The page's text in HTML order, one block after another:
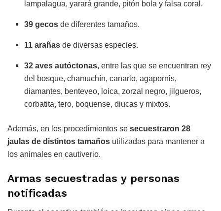
lampalagua, yarará grande, pitón bola y falsa coral.
39 gecos de diferentes tamaños.
11 arañas de diversas especies.
32 aves autóctonas, entre las que se encuentran rey
del bosque, chamuchín, canario, agapornis,
diamantes, benteveo, loica, zorzal negro, jilgueros,
corbatita, tero, boquense, diucas y mixtos.
Además, en los procedimientos se secuestraron 28
jaulas de distintos tamaños utilizadas para mantener a
los animales en cautiverio.
Armas secuestradas y personas
notificadas